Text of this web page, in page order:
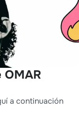
OMAR
a continuación